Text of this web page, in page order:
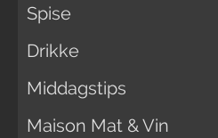
Spise
Drikke
Middagstips
Maison Mat & Vin